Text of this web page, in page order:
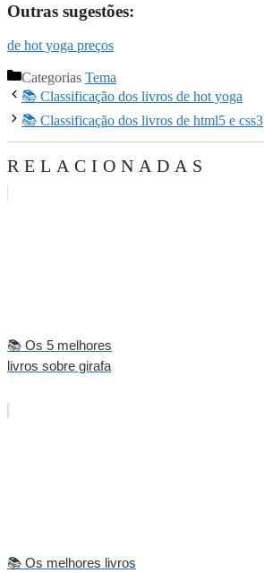
Outras sugestões:
de hot yoga preços
Categorias Tema
📚 Classificação dos livros de hot yoga
📚 Classificação dos livros de html5 e css3
RELACIONADAS
📚 Os 5 melhores
livros sobre girafa
📚 Os melhores livros